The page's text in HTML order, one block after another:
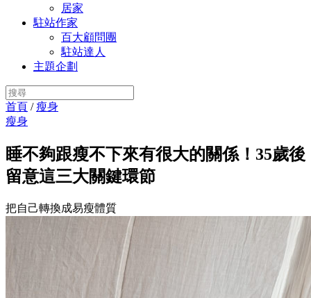
居家
駐站作家
百大顧問團
駐站達人
主題企劃
首頁 /瘦身
瘦身
睡不夠跟瘦不下來有很大的關係！35歲後
留意這三大關鍵環節
把自己轉換成易瘦體質